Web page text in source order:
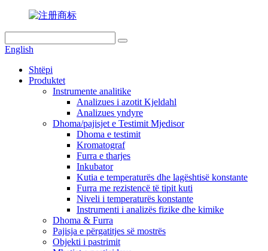
English
Shtëpi
Produktet
Instrumente analitike
Analizues i azotit Kjeldahl
Analizues yndyre
Dhoma/pajisjet e Testimit Mjedisor
Dhoma e testimit
Kromatograf
Furra e tharjes
Inkubator
Kutia e temperaturës dhe lagështisë konstante
Furra me rezistencë të tipit kuti
Niveli i temperaturës konstante
Instrumenti i analizës fizike dhe kimike
Dhoma & Furra
Pajisja e përgatitjes së mostrës
Objekti i pastrimit